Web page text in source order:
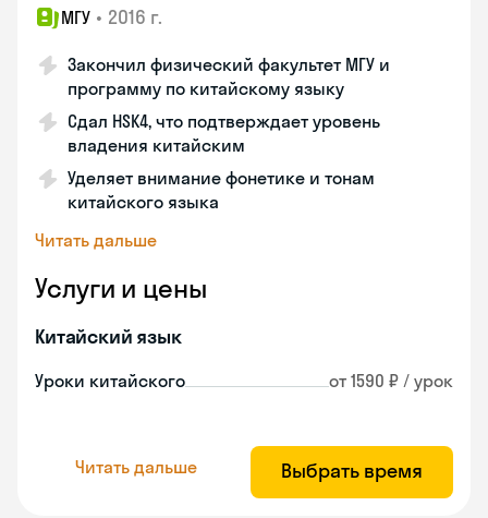
МГУ • 2016 г.
Закончил физический факультет МГУ и
программу по китайскому языку
Сдал HSK4, что подтверждает уровень
владения китайским
Уделяет внимание фонетике и тонам
китайского языка
Читать дальше
Услуги и цены
Китайский язык
Уроки китайского от 1590 ₽ / урок
Читать дальше Выбрать время